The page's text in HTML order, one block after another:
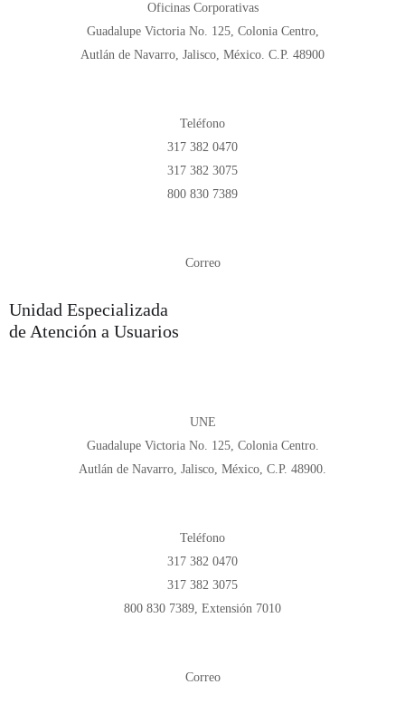
Oficinas Corporativas
Guadalupe Victoria No. 125, Colonia Centro,
Autlán de Navarro, Jalisco, México. C.P. 48900
Teléfono
317 382 0470
317 382 3075
800 830 7389
Correo
Unidad Especializada
de Atención a Usuarios
UNE
Guadalupe Victoria No. 125, Colonia Centro.
Autlán de Navarro, Jalisco, México, C.P. 48900.
Teléfono
317 382 0470
317 382 3075
800 830 7389, Extensión 7010
Correo